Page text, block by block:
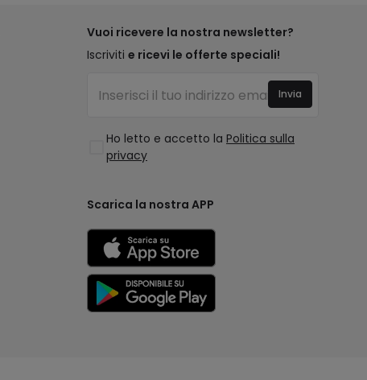
Vuoi ricevere la nostra newsletter?
Iscriviti e ricevi le offerte speciali!
Ho letto e accetto la Politica sulla
privacy
Invia
Scarica la nostra APP